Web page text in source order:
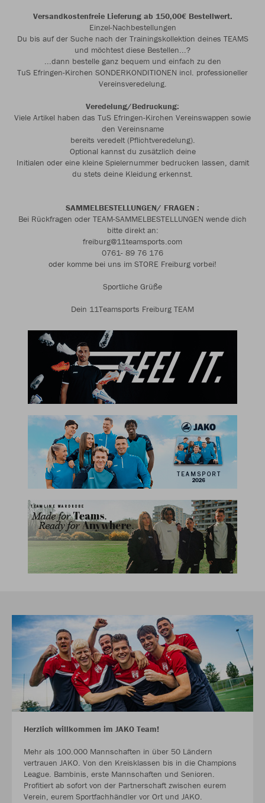
Versandkostenfreie Lieferung ab 150,00€ Bestellwert.
Einzel-Nachbestellungen
Du bis auf der Suche nach der Trainingskollektion deines TEAMS
und möchtest diese Bestellen...?
...dann bestelle ganz bequem und einfach zu den
TuS Efringen-Kirchen SONDERKONDITIONEN incl. professioneller
Vereinsveredelung.
Veredelung/Bedruckung:
Viele Artikel haben das TuS Efringen-Kirchen Vereinswappen sowie
den Vereinsname
bereits veredelt (Pflichtveredelung).
Optional kannst du zusätzlich deine
Initialen oder eine kleine Spielernummer bedrucken lassen, damit
du stets deine Kleidung erkennst.
SAMMELBESTELLUNGEN/ FRAGEN :
Bei Rückfragen oder TEAM-SAMMELBESTELLUNGEN wende dich
bitte direkt an:
freiburg@11teamsports.com
0761- 89 76 176
oder komme bei uns im STORE Freiburg vorbei!
Sportliche Grüße
Dein 11Teamsports Freiburg TEAM
Herzlich willkommen im JAKO Team!
Mehr als 100.000 Mannschaften in über 50 Ländern
vertrauen JAKO. Von den Kreisklassen bis in die Champions
League. Bambinis, erste Mannschaften und Senioren.
Profitiert ab sofort von der Partnerschaft zwischen eurem
Verein, eurem Sportfachhändler vor Ort und JAKO.